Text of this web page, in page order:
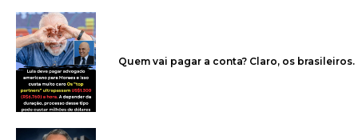
Quem vai pagar a conta? Claro, os brasileiros.